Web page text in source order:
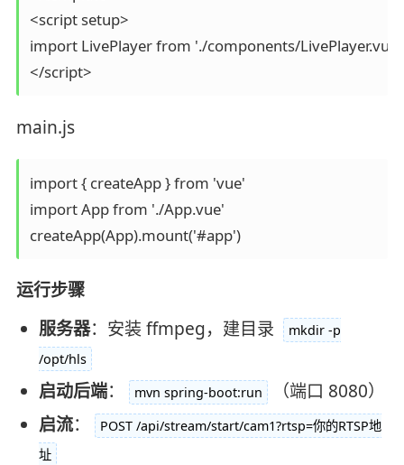
<script setup>
import LivePlayer from './components/LivePlayer.vue'
</script>
main.js
import { createApp } from 'vue'
import App from './App.vue'
createApp(App).mount('#app')
运行步骤
服务器：安装 ffmpeg，建目录
mkdir -p
/opt/hls
启动后端： mvn spring-boot:run
（端口 8080）
启流：
POST /api/stream/start/cam1?rtsp=你的RTSP地
址